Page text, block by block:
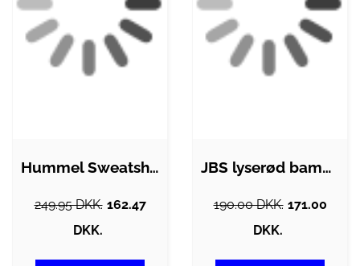
Hummel Sweatshirt - DBU - hmlHonor -…
249.95 DKK. 162.47
DKK.
JBS lyserød bambus-sweatshirt til baby …
190.00 DKK. 171.00
DKK.